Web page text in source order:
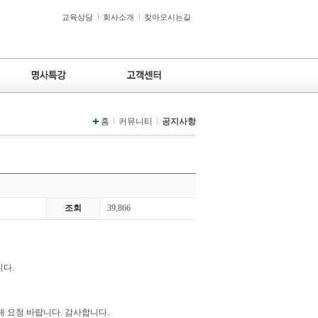
교육상담 회사소개 찾아오시는길
홈 커뮤니티 공지사항
조회 39,866
다.
요청 바랍니다. 감사합니다.